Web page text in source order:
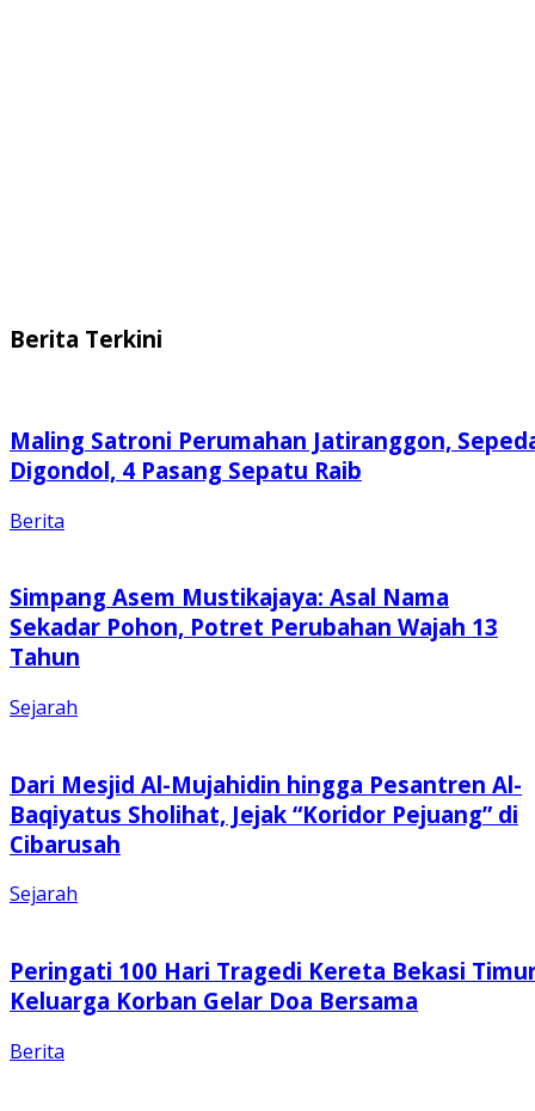
Berita Terkini
Maling Satroni Perumahan Jatiranggon,
Digondol, 4 Pasang Sepatu Raib
Berita
Simpang Asem Mustikajaya: Asal Nama
Sekadar Pohon, Potret Perubahan Wajah 13
Tahun
Sejarah
Dari Mesjid Al-Mujahidin hingga Pesantren Al-
Baqiyatus Sholihat, Jejak “Koridor Pejuang” di
Cibarusah
Sejarah
Peringati 100 Hari Tragedi Kereta Bekasi
Keluarga Korban Gelar Doa Bersama
Berita